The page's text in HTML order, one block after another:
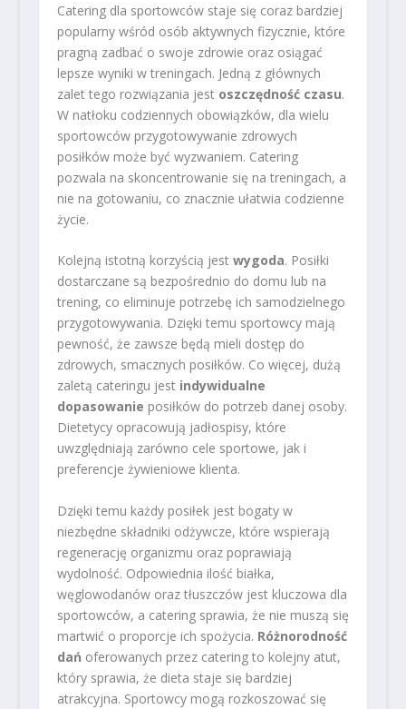
Catering dla sportowców staje się coraz bardziej
popularny wśród osób aktywnych fizycznie, które
pragną zadbać o swoje zdrowie oraz osiągać
lepsze wyniki w treningach. Jedną z głównych
zalet tego rozwiązania jest oszczędność czasu.
W natłoku codziennych obowiązków, dla wielu
sportowców przygotowywanie zdrowych
posiłków może być wyzwaniem. Catering
pozwala na skoncentrowanie się na treningach, a
nie na gotowaniu, co znacznie ułatwia codzienne
życie.
Kolejną istotną korzyścią jest wygoda. Posiłki
dostarczane są bezpośrednio do domu lub na
trening, co eliminuje potrzebę ich samodzielnego
przygotowywania. Dzięki temu sportowcy mają
pewność, że zawsze będą mieli dostęp do
zdrowych, smacznych posiłków. Co więcej, dużą
zaletą cateringu jest indywidualne
dopasowanie posiłków do potrzeb danej osoby.
Dietetycy opracowują jadłospisy, które
uwzględniają zarówno cele sportowe, jak i
preferencje żywieniowe klienta.
Dzięki temu każdy posiłek jest bogaty w
niezbędne składniki odżywcze, które wspierają
regenerację organizmu oraz poprawiają
wydolność. Odpowiednia ilość białka,
węglowodanów oraz tłuszczów jest kluczowa dla
sportowców, a catering sprawia, że nie muszą się
martwić o proporcje ich spożycia. Różnorodność
dań oferowanych przez catering to kolejny atut,
który sprawia, że dieta staje się bardziej
atrakcyjna. Sportowcy mogą rozkoszować się